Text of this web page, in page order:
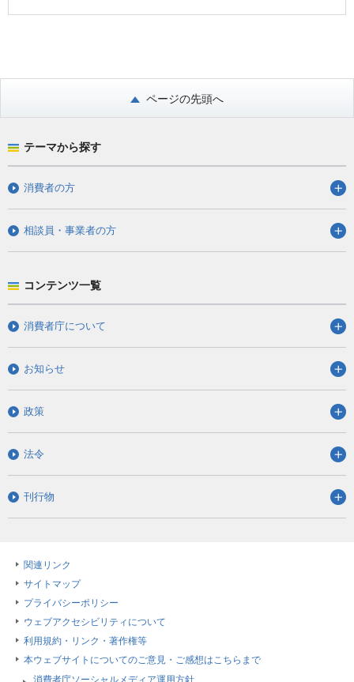
ページの先頭へ
テーマから探す
消費者の方
相談員・事業者の方
コンテンツ一覧
消費者庁について
お知らせ
政策
法令
刊行物
関連リンク
サイトマップ
プライバシーポリシー
ウェブアクセシビリティについて
利用規約・リンク・著作権等
本ウェブサイトについてのご意見・ご感想はこちらまで
消費者庁ソーシャルメディア運用方針